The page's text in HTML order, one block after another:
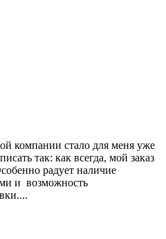
компании стало для меня уже
так: как всегда, мой заказ
радует наличие
и возможность